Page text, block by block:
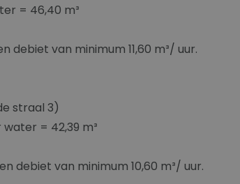
= 46,40 m³
van minimum 11,60 m³/ uur.
straal 3)
water = 42,39 m³
debiet van minimum 10,60 m³/ uur.